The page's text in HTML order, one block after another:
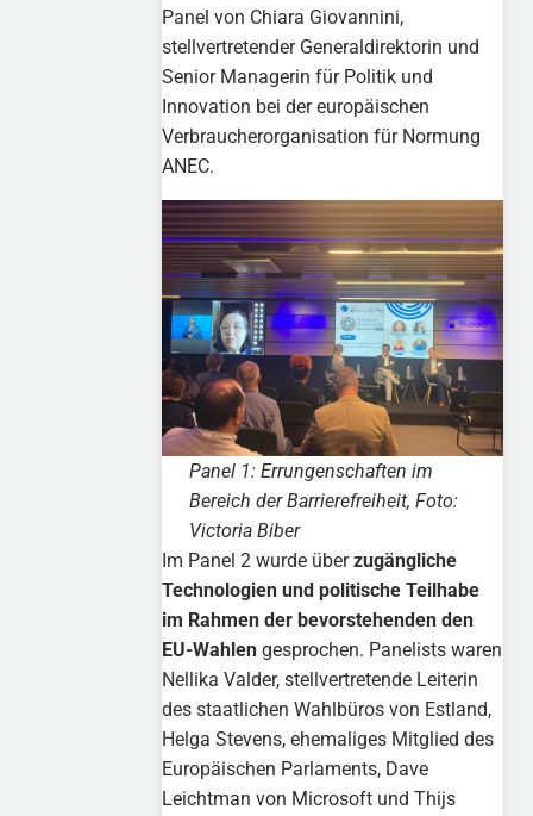
Panel von Chiara Giovannini,
stellvertretender Generaldirektorin und
Senior Managerin für Politik und
Innovation bei der europäischen
Verbraucherorganisation für Normung
ANEC.
Panel 1: Errungenschaften im
Bereich der Barrierefreiheit, Foto:
Victoria Biber
Im Panel 2 wurde überzugängliche
Technologien und politische Teilhabe
im Rahmen der bevorstehenden den
EU-Wahlen gesprochen. Panelists waren
Nellika Valder, stellvertretende Leiterin
des staatlichen Wahlbüros von Estland,
Helga Stevens, ehemaliges Mitglied des
Europäischen Parlaments, Dave
Leichtman von Microsoft und Thijs